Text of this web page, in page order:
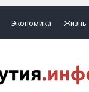
Экономика Жизнь